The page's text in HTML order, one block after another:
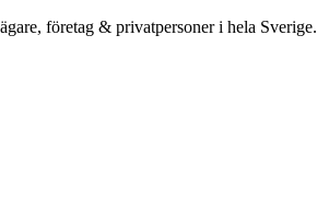
företag & privatpersoner i hela Sverige.